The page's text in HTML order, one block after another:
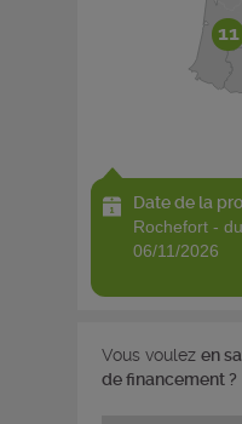
11
Date de la
rochefort - du 17/08/2026 au
06/11/2026
Vous voulez en
de financement ?